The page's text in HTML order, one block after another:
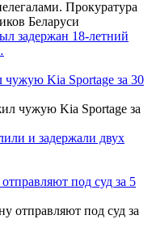
задержан 18-летний
Kia Sportage за 30
и задержали двух
под суд за 5